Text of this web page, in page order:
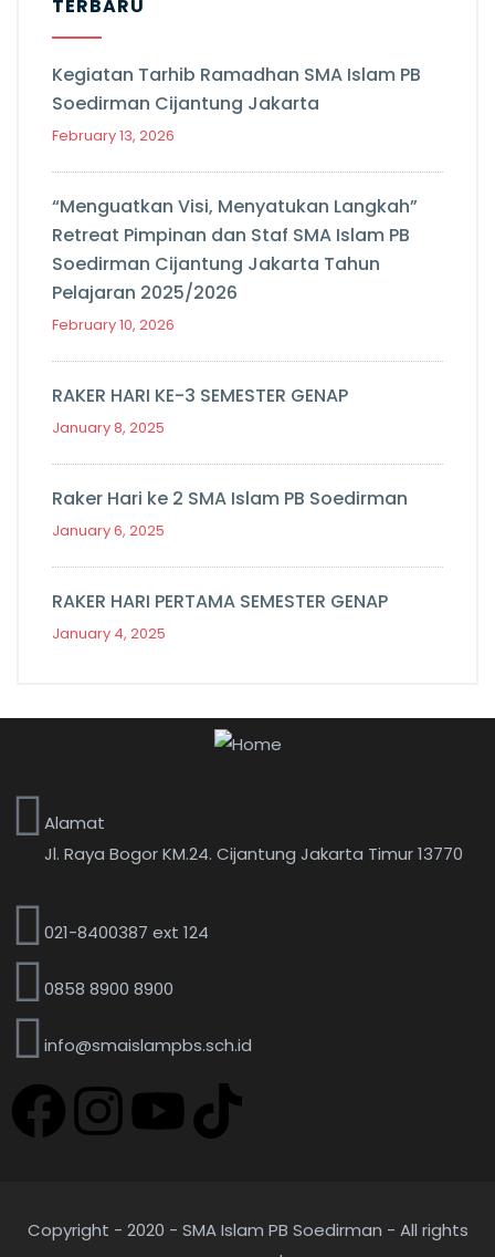
TERBARU
Kegiatan Tarhib Ramadhan SMA Islam PB
Soedirman Cijantung Jakarta
February 13, 2026
“Menguatkan Visi, Menyatukan Langkah”
Retreat Pimpinan dan Staf SMA Islam PB
Soedirman Cijantung Jakarta Tahun
Pelajaran 2025/2026
February 10, 2026
RAKER HARI KE-3 SEMESTER GENAP
January 8, 2025
Raker Hari ke 2 SMA Islam PB Soedirman
January 6, 2025
RAKER HARI PERTAMA SEMESTER GENAP
January 4, 2025
Alamat
Jl. Raya Bogor KM.24. Cijantung Jakarta Timur 13770
021-8400387 ext 124
0858 8900 8900
info@smaislampbs.sch.id
Copyright - 2020 - SMA Islam PB Soedirman - All rights